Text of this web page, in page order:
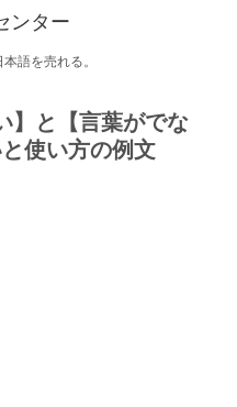
ンター
語を売れる。
】と【言葉がでな
使い方の例文